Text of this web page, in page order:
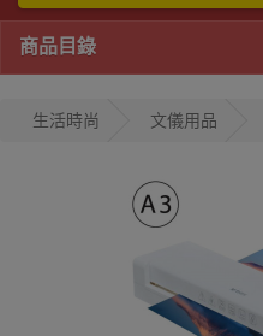
商品目錄
生活時尚 文儀用品